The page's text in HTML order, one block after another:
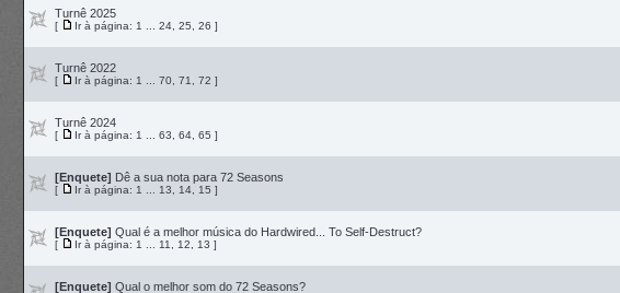
Turnê 2025
[ Ir à página: 1 24, 25 26 ]
Turnê 2022
[ Ir à página: 1 70, 71 72 ]
Turnê 2024
[ Ir à página: 1 63 64, 65 ]
[Enquete] Dê a sua nota para 72 Seasons
[ Ir à página: 1 13 14, 15 ]
[Enquete] Qual é a melhor música do Hardwired... To Self-Destruct?
[ Ir à página: 1 11 12 13 ]
[Enquete] Qual o melhor som do 72 Seasons?